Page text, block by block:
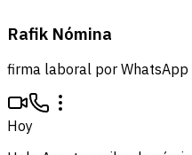
Rafik Nómina
firma laboral por WhatsApp
Hoy